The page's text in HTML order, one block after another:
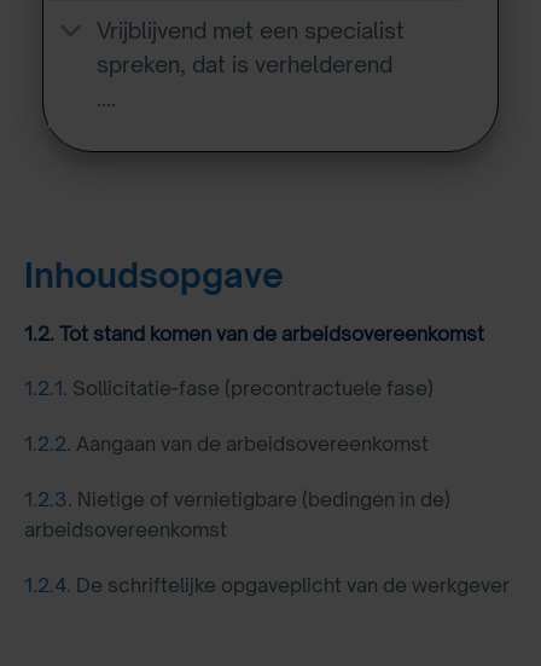
Vrijblijvend met een specialist
spreken, dat is verhelderend
….
Inhoudsopgave
1.2. Tot stand komen van de arbeidsovereenkomst
1.2.1. Sollicitatie-fase (precontractuele fase)
1.2.2. Aangaan van de arbeidsovereenkomst
1.2.3. Nietige of vernietigbare (bedingen in de)
arbeidsovereenkomst
1.2.4. De schriftelijke opgaveplicht van de werkgever